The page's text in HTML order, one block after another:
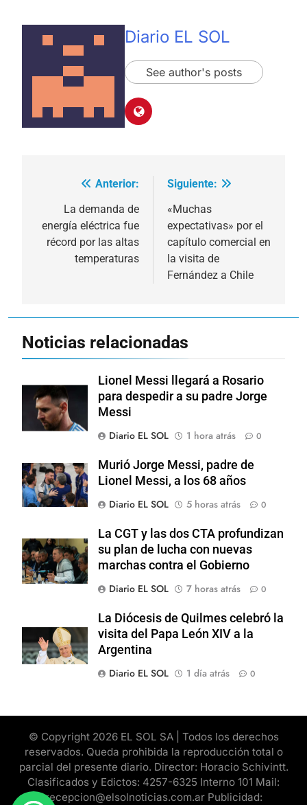
Diario EL SOL
See author's posts
Navegación
entradas
Anterior:
La demanda de
energía eléctrica fue
récord por las altas
temperaturas
Siguiente:
«Muchas
expectativas» por el
capítulo comercial en
la visita de
Fernández a Chile
Noticias relacionadas
Lionel Messi llegará a Rosario
para despedir a su padre Jorge
Messi
Diario EL SOL
1 hora atrás 0
Murió Jorge Messi, padre de
Lionel Messi, a los 68 años
Diario EL SOL
5 horas atrás 0
La CGT y las dos CTA profundizan
su plan de lucha con nuevas
marchas contra el Gobierno
Diario EL SOL
7 horas atrás 0
La Diócesis de Quilmes celebró la
visita del Papa León XIV a la
Argentina
Diario EL SOL
1 día atrás 0
© Copyright 2026 EL SOL SA | Todos los derechos
reservados. Queda prohibida la reproducción total o
parcial del presente diario. Director: Horacio Schivintt.
Clasificados y Edictos: 4257-6325 Interno 101 Mail:
recepcion@elsolnoticias.com.ar Publicidad: